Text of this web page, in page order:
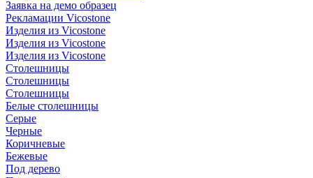
Заявка на демо образец
Рекламации Vicostone
Изделия из Vicostone
Изделия из Vicostone
Изделия из Vicostone
Столешницы
Столешницы
Столешницы
Белые столешницы
Серые
Черные
Коричневые
Бежевые
Под дерево